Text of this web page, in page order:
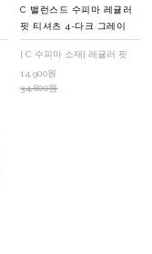
C 밸런스드 수피마 레귤러
핏 티셔츠 4-다크 그레이
[ C 수피마 소재] 레귤러 핏
14,900원
34,800원